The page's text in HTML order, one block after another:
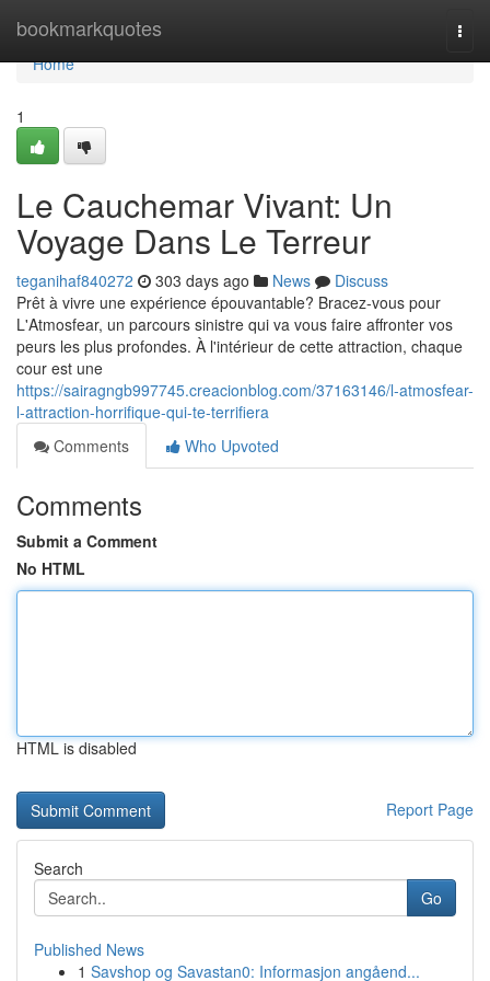
bookmarkquotes
Home
Home
1
Le Cauchemar Vivant: Un
Voyage Dans Le Terreur
teganihaf840272 303 days ago News
Discuss
Prêt à vivre une expérience épouvantable? Bracez-vous pour
L'Atmosfear, un parcours sinistre qui va vous faire affronter vos
peurs les plus profondes. À l'intérieur de cette attraction, chaque
cour est une
https://sairagngb997745.creacionblog.com/37163146/l-atmosfear-
l-attraction-horrifique-qui-te-terrifiera
Comments
Who Upvoted
Comments
Submit a Comment
No HTML
HTML is disabled
Report Page
Search
Go
Published News
1 Savshop og Savastan0: Informasjon angåend...